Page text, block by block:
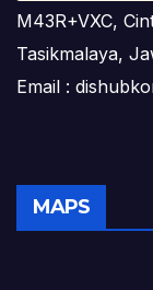
M43R+VXC,
Tasikmalaya,
Email :
MAPS